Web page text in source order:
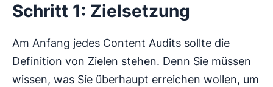
Schritt 1: Zielsetzung
Am Anfang jedes Content Audits sollte die
Definition von Zielen stehen. Denn Sie müssen
wissen, was Sie überhaupt erreichen wollen, um